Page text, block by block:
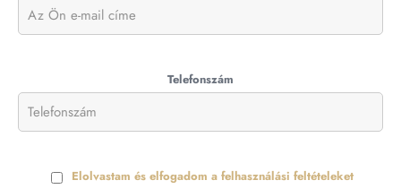
Telefonszám
Elolvastam és elfogadom a felhasználási feltételeket